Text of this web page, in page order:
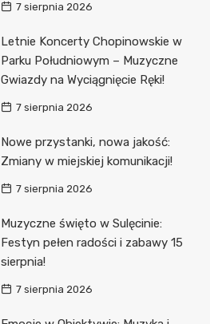
7 sierpnia 2026
Letnie Koncerty Chopinowskie w
Parku Południowym – Muzyczne
Gwiazdy na Wyciągnięcie Ręki!
7 sierpnia 2026
Nowe przystanki, nowa jakość:
Zmiany w miejskiej komunikacji!
7 sierpnia 2026
Muzyczne święto w Sulęcinie:
Festyn pełen radości i zabawy 15
sierpnia!
7 sierpnia 2026